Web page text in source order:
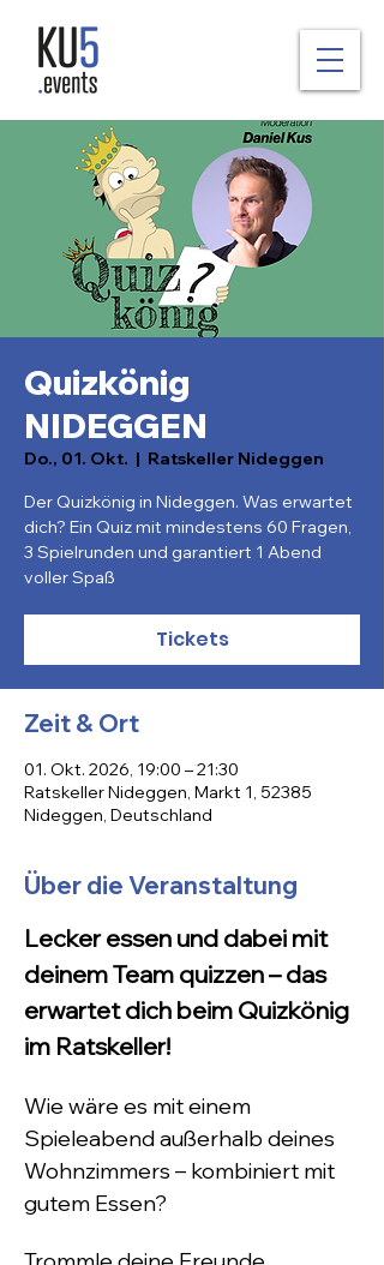
Quizkönig
NIDEGGEN
Do., 01. Okt.
  |
Ratskeller Nideggen
Der Quizkönig in Nideggen. Was erwartet
dich? Ein Quiz mit mindestens 60 Fragen,
3 Spielrunden und garantiert 1 Abend
voller Spaß
Tickets
Zeit & Ort
01. Okt. 2026, 19:00 – 21:30
Ratskeller Nideggen, Markt 1, 52385
Nideggen, Deutschland
Über die Veranstaltung
Lecker essen und dabei mit
deinem Team quizzen – das
erwartet dich beim Quizkönig
im Ratskeller!
Wie wäre es mit einem
Spieleabend außerhalb deines
Wohnzimmers – kombiniert mit
gutem Essen?